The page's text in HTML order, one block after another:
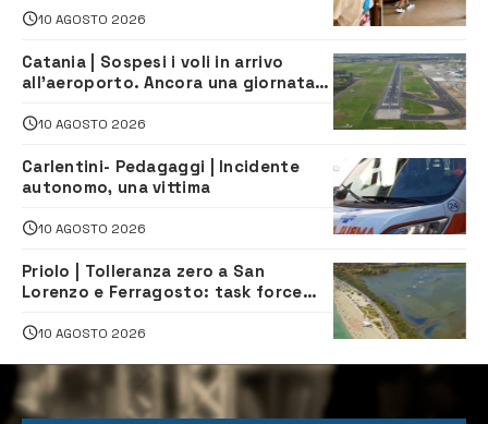
indipendenza
10 AGOSTO 2026
Catania | Sospesi i voli in arrivo
all’aeroporto. Ancora una giornata
10 AGOSTO 2026
Carlentini- Pedagaggi | Incidente
autonomo, una vittima
10 AGOSTO 2026
Priolo | Tolleranza zero a San
Lorenzo e Ferragosto: task force
navette gratuite
10 AGOSTO 2026